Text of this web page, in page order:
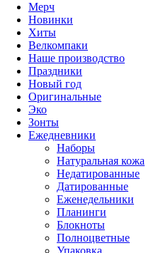
Мерч
Новинки
Хиты
Велкомпаки
Наше производство
Праздники
Новый год
Оригинальные
Эко
Зонты
Ежедневники
Наборы
Натуральная кожа
Недатированные
Датированные
Еженедельники
Планинги
Блокноты
Полноцветные
Упаковка